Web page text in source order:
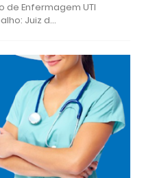
de Enfermagem UTI
Juiz d…